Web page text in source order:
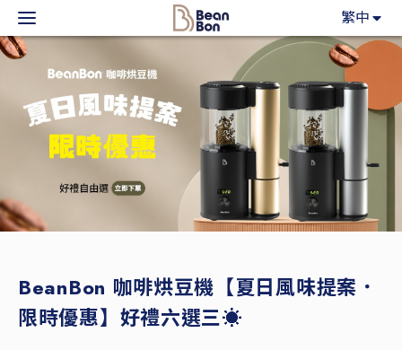
繁中
咖啡市集
BeanBon報報
客戶服務
登入
BeanBon 咖啡烘豆機【夏日風味提案．
限時優惠】好禮六選三☀️